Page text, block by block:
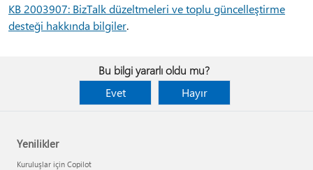
KB 2003907: BizTalk düzeltmeleri ve toplu güncelleştirme
desteği hakkında bilgiler.
Bu bilgi yararlı oldu mu?
Evet
Hayır
Yenilikler
Kuruluşlar için Copilot